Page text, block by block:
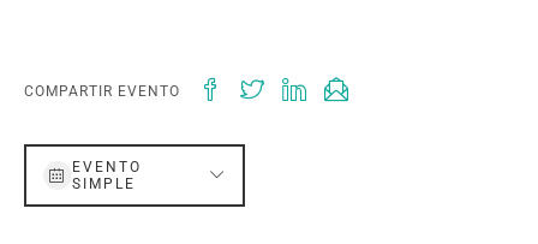
COMPARTIR EVENTO
EVENTO
SIMPLE